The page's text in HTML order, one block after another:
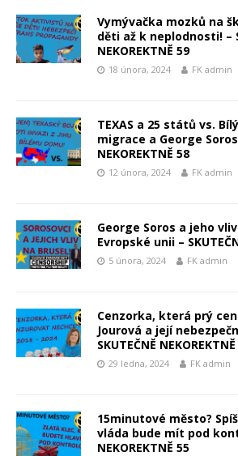
Vymývačka mozků na
děti až k neplodnosti! –
NEKOREKTNĚ 59
18 února, 2024 FK admin
TEXAS a 25 států vs.
migrace a George Soros
NEKOREKTNĚ 58
12 února, 2024 FK admin
George Soros a jeho
Evropské unii –
5 února, 2024 FK admin
Cenzorka, která prý
Jourová a její
SKUTEČNĚ
29 ledna, 2024 FK admin
15minutové město?
vláda bude mít pod
NEKOREKTNĚ 55